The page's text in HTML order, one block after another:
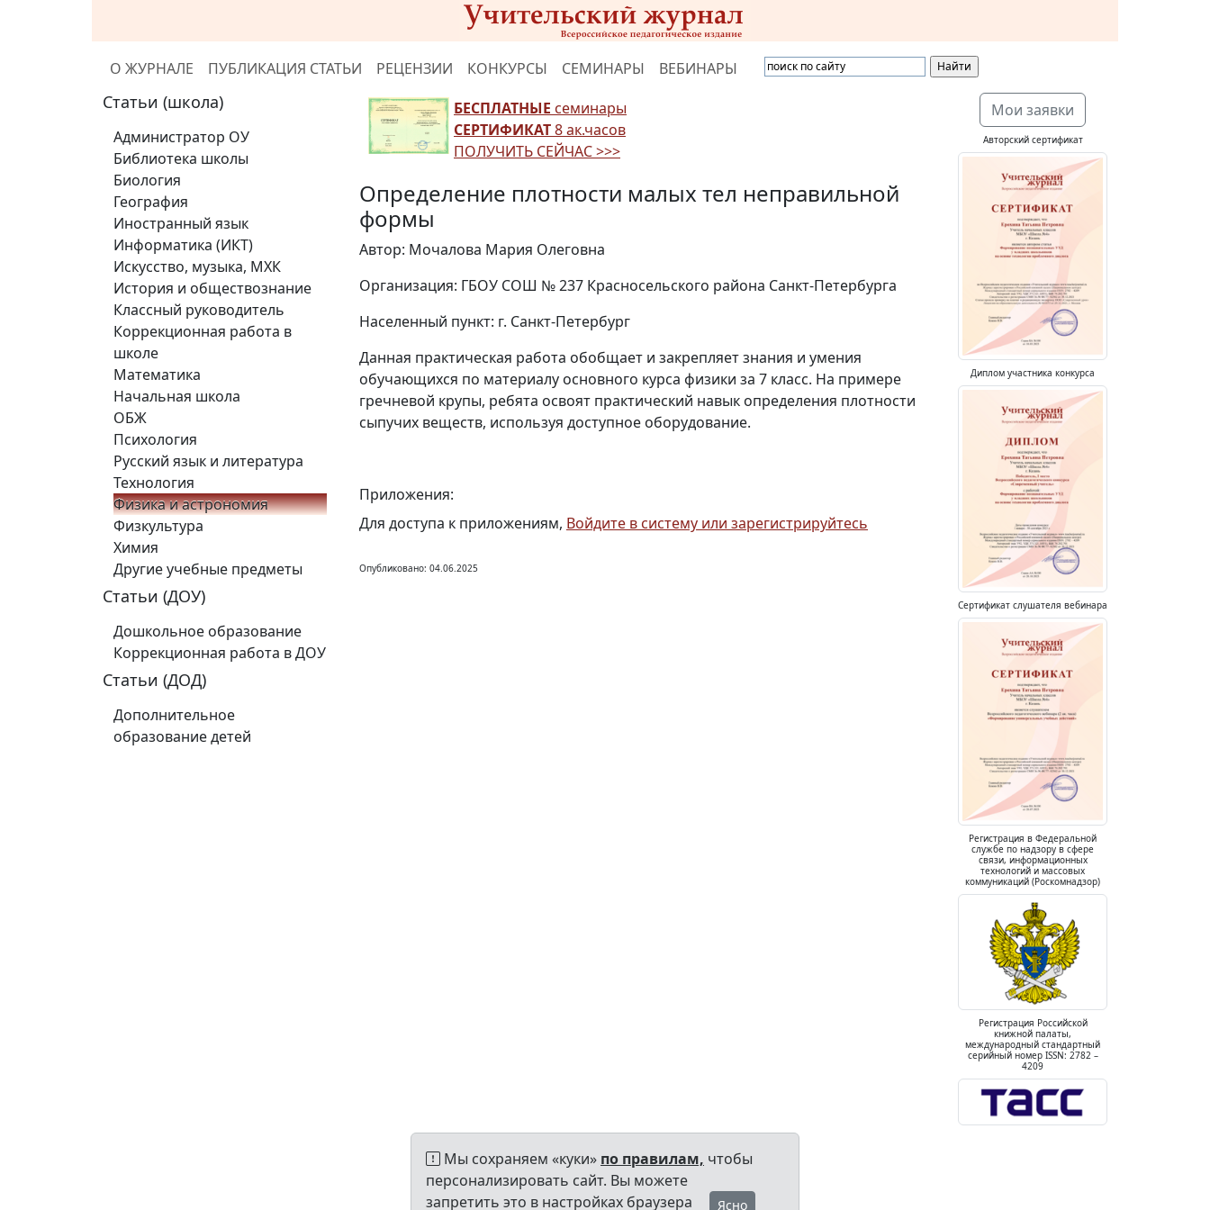
О ЖУРНАЛЕ ПУБЛИКАЦИЯ СТАТЬИ РЕЦЕНЗИИ КОНКУРСЫ СЕМИНАРЫ ВЕБИНАРЫ
Статьи (школа)
Администратор ОУ
Библиотека школы
Биология
География
Иностранный язык
Информатика (ИКТ)
Искусство, музыка, МХК
История и обществознание
Классный руководитель
Коррекционная работа в
школе
Математика
Начальная школа
ОБЖ
Психология
Русский язык и литература
Технология
Физика и астрономия
Физкультура
Химия
Другие учебные предметы
Статьи (ДОУ)
Дошкольное образование
Коррекционная работа в ДОУ
Статьи (ДОД)
Дополнительное
образование детей
БЕСПЛАТНЫЕ семинары
СЕРТИФИКАТ8 ак.часов
ПОЛУЧИТЬ СЕЙЧАС >>>
Определение плотности малых тел неправильной
формы
Автор: Мочалова Мария Олеговна
Организация: ГБОУ СОШ № 237 Красносельского района Санкт-Петербурга
Населенный пункт: г. Санкт-Петербург
Данная практическая работа обобщает и закрепляет знания и умения
обучающихся по материалу основного курса физики за 7 класс. На примере
гречневой крупы, ребята освоят практический навык определения плотности
сыпучих веществ, используя доступное оборудование.
Приложения:
Для доступа к приложениям, Войдите в систему или зарегистрируйтесь
Опубликовано: 04.06.2025
Мои заявки
Авторский сертификат
Диплом участника конкурса
Сертификат слушателя вебинара
Регистрация в Федеральной
службе по надзору в сфере
связи, информационных
технологий и массовых
коммуникаций (Роскомнадзор)
Регистрация Российской
книжной палаты,
международный стандартный
серийный номер ISSN: 2782 –
4209
Мы сохраняем «куки» по правилам, чтобы
персонализировать сайт. Вы можете
запретить это в настройках браузера
Ясно